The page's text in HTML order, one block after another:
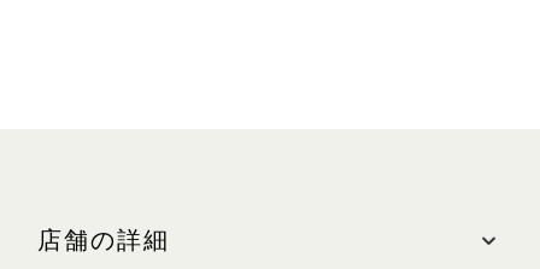
店舗の詳細